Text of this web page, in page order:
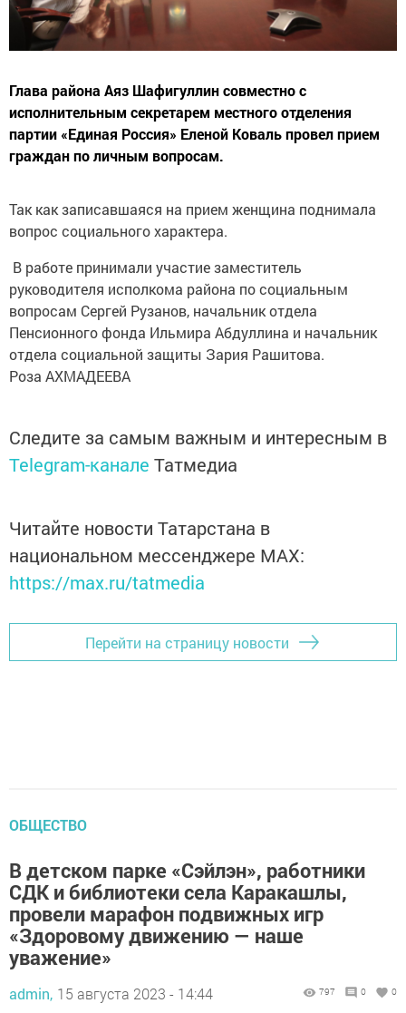
Глава района Аяз Шафигуллин совместно с
исполнительным секретарем местного отделения
партии «Единая Россия» Еленой Коваль провел прием
граждан по личным вопросам.
Так как записавшаяся на прием женщина поднимала
вопрос социального характера.
В работе принимали участие заместитель
руководителя исполкома района по социальным
вопросам Сергей Рузанов, начальник отдела
Пенсионного фонда Ильмира Абдуллина и начальник
отдела социальной защиты Зария Рашитова.
Роза АХМАДЕЕВА
Следите за самым важным и интересным в
Telegram-канале Татмедиа
Читайте новости Татарстана в
национальном мессенджере MАХ:
https://max.ru/tatmedia
Перейти на страницу новости
ОБЩЕСТВО
В детском парке «Сэйлэн», работники
СДК и библиотеки села Каракашлы,
провели марафон подвижных игр
«Здоровому движению — наше
уважение»
admin, 15 августа 2023 - 14:44 797 0 0